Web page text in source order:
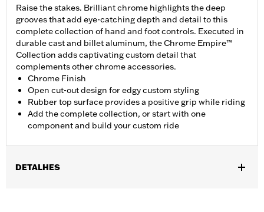
Raise the stakes. Brilliant chrome highlights the deep
grooves that add eye-catching depth and detail to this
complete collection of hand and foot controls. Executed in
durable cast and billet aluminum, the Chrome Empire™
Collection adds captivating custom detail that
complements other chrome accessories.
Chrome Finish
Open cut-out design for edgy custom styling
Rubber top surface provides a positive grip while riding
Add the complete collection, or start with one
component and build your custom ride
DETALHES